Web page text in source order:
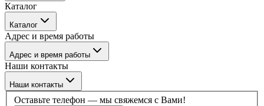
Бренды
О компании
Покупателю
Контакты
Блог
Каталог
Каталог
Каталог
Услуги
Адрес и время работы
Адрес и время работы
г. Минск, ул. Филимонова 55/3, каб 309а
Пн–Пт: 09:00–17:30
Наши контакты
Наши контакты
Оставьте телефон — мы свяжемся с Вами!